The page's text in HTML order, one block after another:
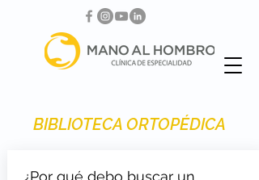
BIBLIOTECA ORTOPÉDICA
¿Por qué debo buscar un